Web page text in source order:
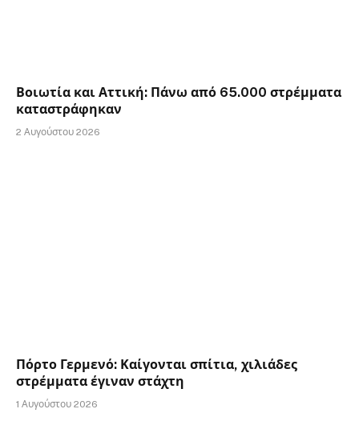
Βοιωτία και Αττική: Πάνω από 65.000 στρέμματα
καταστράφηκαν
2 Αυγούστου 2026
Πόρτο Γερμενό: Καίγονται σπίτια, χιλιάδες
στρέμματα έγιναν στάχτη
1 Αυγούστου 2026